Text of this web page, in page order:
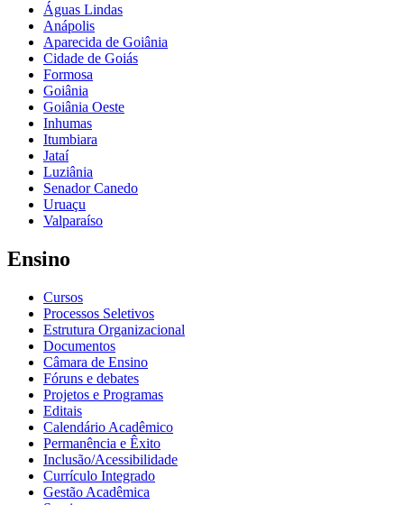
Águas Lindas
Anápolis
Aparecida de Goiânia
Cidade de Goiás
Formosa
Goiânia
Goiânia Oeste
Inhumas
Itumbiara
Jataí
Luziânia
Senador Canedo
Uruaçu
Valparaíso
Ensino
Cursos
Processos Seletivos
Estrutura Organizacional
Documentos
Câmara de Ensino
Fóruns e debates
Projetos e Programas
Editais
Calendário Acadêmico
Permanência e Êxito
Inclusão/Acessibilidade
Currículo Integrado
Gestão Acadêmica